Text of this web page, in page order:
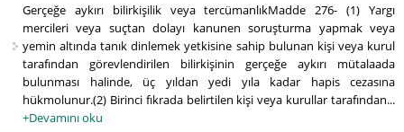
Gerçeğe aykırı bilirkişilik veya tercümanlıkMadde 276- (1) Yargı
mercileri veya suçtan dolayı kanunen soruşturma yapmak veya
yemin altında tanık dinlemek yetkisine sahip bulunan kişi veya kurul
tarafından görevlendirilen bilirkişinin gerçeğe aykırı mütalaada
bulunması halinde, üç yıldan yedi yıla kadar hapis cezasına
hükmolunur.(2) Birinci fıkrada belirtilen kişi veya kurullar tarafından...
+Devamını oku